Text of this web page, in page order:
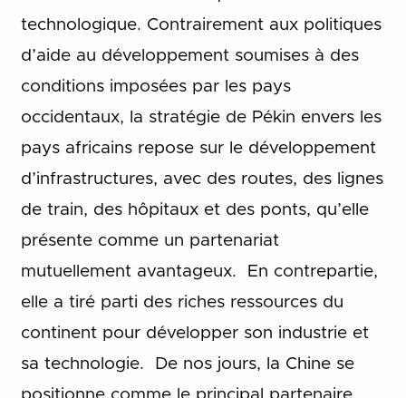
technologique. Contrairement aux politiques
d’aide au développement soumises à des
conditions imposées par les pays
occidentaux, la stratégie de Pékin envers les
pays africains repose sur le développement
d’infrastructures, avec des routes, des lignes
de train, des hôpitaux et des ponts, qu’elle
présente comme un partenariat
mutuellement avantageux. En contrepartie,
elle a tiré parti des riches ressources du
continent pour développer son industrie et
sa technologie. De nos jours, la Chine se
positionne comme le principal partenaire